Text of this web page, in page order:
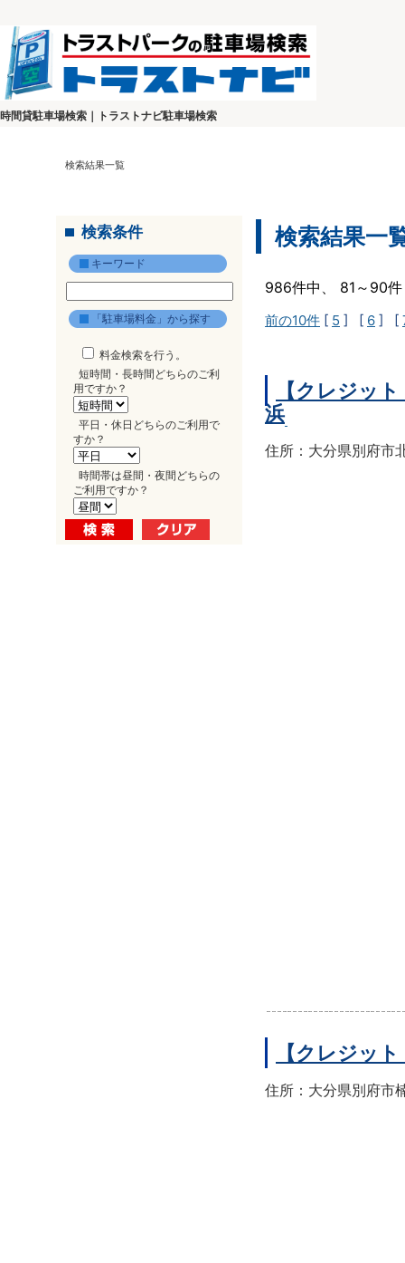
時間貸駐車場検索｜トラストナビ駐車場検索
検索結果一覧
検索条件
キーワード
「駐車場料金」から探す
料金検索を行う。
短時間・長時間どちらのご利
用ですか？
平日・休日どちらのご利用で
すか？
時間帯は昼間・夜間どちらの
ご利用ですか？
検索結果一
986件中、 81～90
前の10件 [ 5 ] [ 6 ] [
【クレジッ
浜
住所：大分県別府市
【クレジッ
住所：大分県別府市